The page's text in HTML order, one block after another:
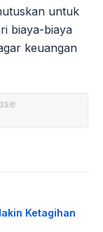
untuk
biaya-biaya
keuangan
Ketagihan